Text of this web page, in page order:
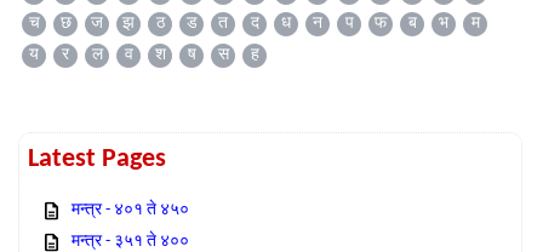
च
छ ज झ ठ ड त द ध न प फ ब भ
म
य
र ल व श ष स ह
Latest Pages
मन्त्र - ४०१ ते ४५०
मन्त्र - ३५१ ते ४००